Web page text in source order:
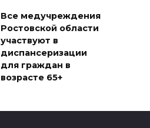
Все медучреждения
Ростовской области
участвуют в
диспансеризации
для граждан в
возрасте 65+